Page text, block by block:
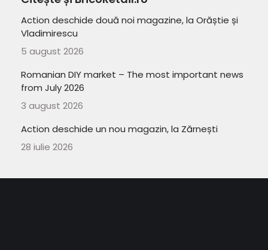
Action deschide două noi magazine, la Orăștie și
Vladimirescu
5 august 2026
Romanian DIY market – The most important news
from July 2026
3 august 2026
Action deschide un nou magazin, la Zărnești
28 iulie 2026